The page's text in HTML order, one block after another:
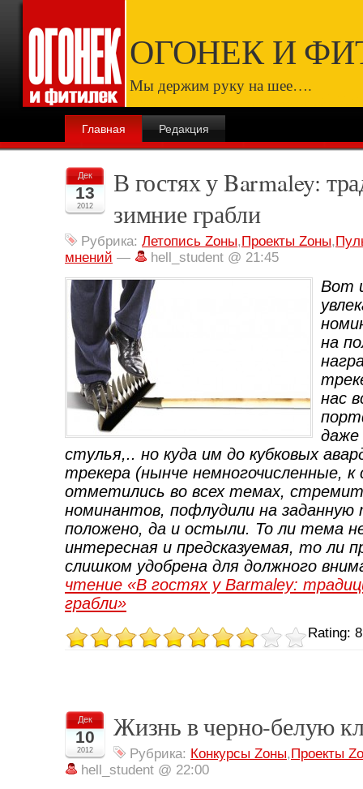
ОГОНЕК И
Мы держим руку на шее….
Главная Редакция
Дек
13
2012
В гостях у Barmaley:
зимние грабли
Рубрика: Летопись Zоны,Проекты Zоны,
мнений — hell_student @ 21:45
Вот
на
нас
даже
стулья,.. но куда им до кубковых
трекера (нынче немногочисленные,
отметились во всех темах,
номинантов, пофлудили на заданную
положено, да и остыли. То ли тема
интересная и предсказуемая, то ли
слишком удобрена для должного
чтение «В гостях у Barmaley:
грабли»
Rating:
Дек
10
2012
Жизнь в черно-белую
Рубрика: Конкурсы Zоны,Проекты
hell_student @ 22:00